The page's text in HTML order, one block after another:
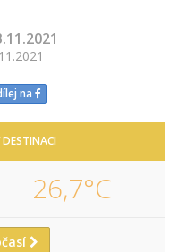
na
26,7°C